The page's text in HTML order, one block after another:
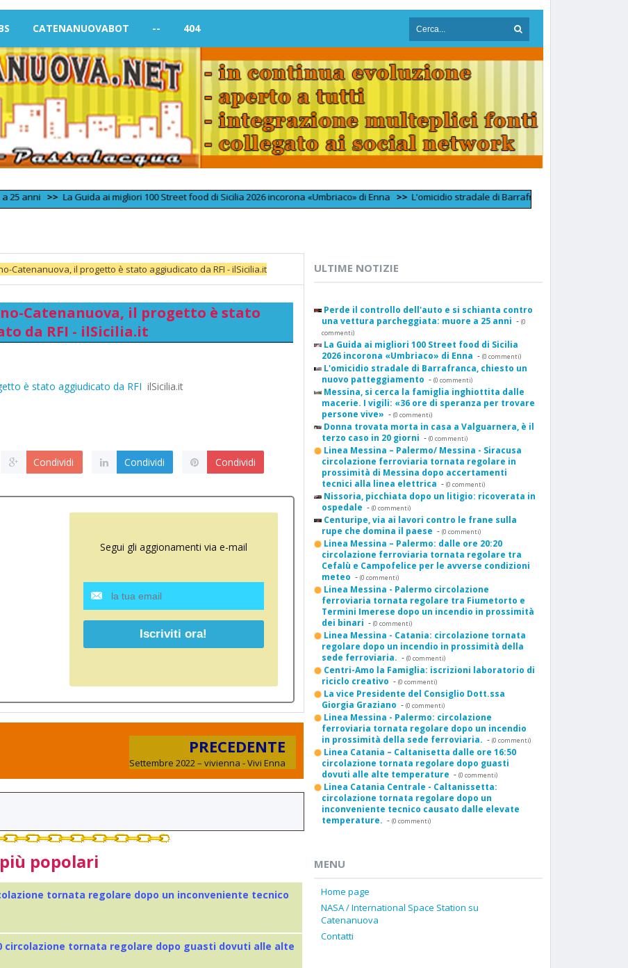
CATENANUOVABOT -- 404
>> La Guida ai migliori 100 Street food di Sicilia 2026 incorona «Umbriaco» di Enna >> L'omicidio stradale di Barrafranca, chiesto un nuovo
Catenanuova, il progetto è stato aggiudicato da RFI - ilSicilia.it
Catenanuova, il progetto è stato
da RFI - ilSicilia.it
è stato aggiudicato da RFI ilSicilia.it
Condividi Condividi Condividi
Segui gli aggionamenti via e-mail
PRECEDENTE
Settembre 2022 – vivienna - Vivi Enna
popolari
tornata regolare dopo un inconveniente tecnico
circolazione tornata regolare dopo guasti dovuti alle alte
ULTIME NOTIZIE
Perde il controllo dell'auto e si schianta contro
una vettura parcheggiata: muore a 25 anni - (0
commenti)
La Guida ai migliori 100 Street food di Sicilia
2026 incorona «Umbriaco» di Enna - (0 commenti)
L'omicidio stradale di Barrafranca, chiesto un
nuovo patteggiamento - (0 commenti)
Messina, si cerca la famiglia inghiottita dalle
macerie. I vigili: «36 ore di speranza per trovare
persone vive» - (0 commenti)
Donna trovata morta in casa a Valguarnera, è il
terzo caso in 20 giorni - (0 commenti)
Linea Messina – Palermo/ Messina - Siracusa
circolazione ferroviaria tornata regolare in
prossimità di Messina dopo accertamenti
tecnici alla linea elettrica - (0 commenti)
Nissoria, picchiata dopo un litigio: ricoverata in
ospedale - (0 commenti)
Centuripe, via ai lavori contro le frane sulla
rupe che domina il paese - (0 commenti)
Linea Messina – Palermo: dalle ore 20:20
circolazione ferroviaria tornata regolare tra
Cefalù e Campofelice per le avverse condizioni
meteo - (0 commenti)
Linea Messina - Palermo circolazione
ferroviaria tornata regolare tra Fiumetorto e
Termini Imerese dopo un incendio in prossimità
dei binari - (0 commenti)
Linea Messina - Catania: circolazione tornata
regolare dopo un incendio in prossimità della
sede ferroviaria. - (0 commenti)
Centri-Amo la Famiglia: iscrizioni laboratorio di
riciclo creativo - (0 commenti)
La vice Presidente del Consiglio Dott.ssa
Giorgia Graziano - (0 commenti)
Linea Messina - Palermo: circolazione
ferroviaria tornata regolare dopo un incendio
in prossimità della sede ferroviaria. - (0 commenti)
Linea Catania – Caltanisetta dalle ore 16:50
circolazione tornata regolare dopo guasti
dovuti alle alte temperature - (0 commenti)
Linea Catania Centrale - Caltanissetta:
circolazione tornata regolare dopo un
inconveniente tecnico causato dalle elevate
temperature. - (0 commenti)
MENU
Home page
NASA / International Space Station su
Catenanuova
Contatti